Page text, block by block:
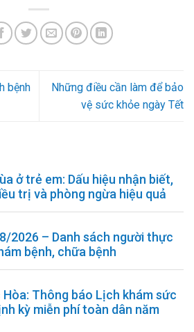
bệnh
Những điều cần làm để bảo
vệ sức khỏe ngày Tết
ở trẻ em: Dấu hiệu nhận biết,
trị và phòng ngừa hiệu quả
2026 – Danh sách người thực
bệnh, chữa bệnh
Thông báo Lịch khám sức
kỳ miễn phí toàn dân năm